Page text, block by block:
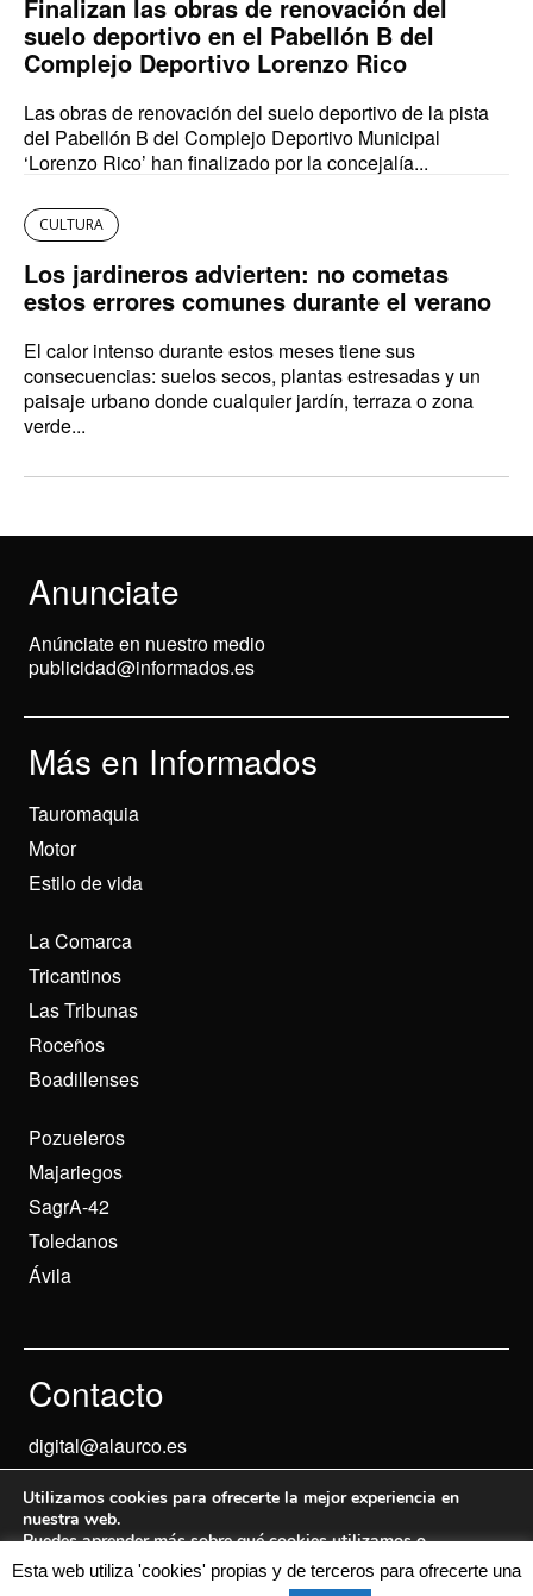
Finalizan las obras de renovación del
suelo deportivo en el Pabellón B del
Complejo Deportivo Lorenzo Rico
Las obras de renovación del suelo deportivo de la pista
del Pabellón B del Complejo Deportivo Municipal
‘Lorenzo Rico’ han finalizado por la concejalía...
CULTURA
Los jardineros advierten: no cometas
estos errores comunes durante el verano
El calor intenso durante estos meses tiene sus
consecuencias: suelos secos, plantas estresadas y un
paisaje urbano donde cualquier jardín, terraza o zona
verde...
Anunciate
Anúnciate en nuestro medio
publicidad@informados.es
Más en Informados
Tauromaquia
Motor
Estilo de vida
La Comarca
Tricantinos
Las Tribunas
Roceños
Boadillenses
Pozueleros
Majariegos
SagrA-42
Toledanos
Ávila
Contacto
digital@alaurco.es
Esta web utiliza 'cookies' propias y de terceros para ofrecerte una
Utilizamos cookies para ofrecerte la mejor experiencia en
nuestra web.
Puedes aprender más sobre qué cookies utilizamos o
desactivarlas en losajustes.